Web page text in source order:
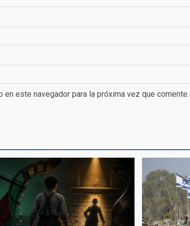
este navegador para la próxima vez que comente.